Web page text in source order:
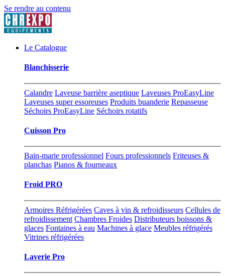
Se rendre au contenu
Le Catalogue
Blanchisserie
Calandre Laveuse barrière aseptique Laveuses ProEasyLine
Laveuses super essoreuses Produits buanderie Repasseuse
Séchoirs ProEasyLine Séchoirs rotatifs
Cuisson Pro
Bain-marie professionnel Fours professionnels Friteuses &
planchas Pianos & fourneaux
Froid PRO
Armoires Réfrigérées Caves à vin & refroidisseurs Cellules de
refroidissement Chambres Froides Distributeurs boissons &
glaces Fontaines à eau Machines à glace Meubles réfrigérés
Vitrines réfrigérées
Laverie Pro